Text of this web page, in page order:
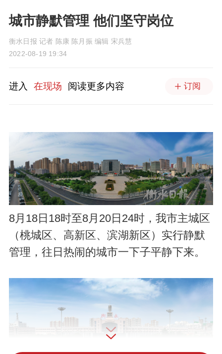
城市静默管理 他们坚守岗位
衡水日报 记者 陈康 陈月振 编辑 宋兵慧
2022-08-19 19:34
进入 在现场 阅读更多内容 订阅
8月18日18时至8月20日24时，我市主城区
（桃城区、高新区、滨湖新区）实行静默
管理，往日热闹的城市一下子平静下来。